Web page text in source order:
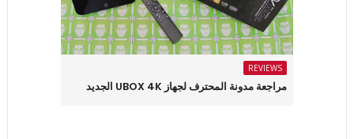
REVIEWS
مراجعة مدونة المحترف لجهاز UBOX 4K الجديد